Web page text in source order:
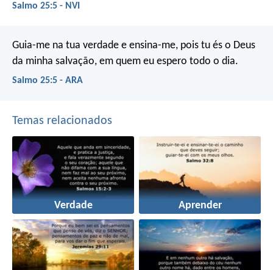
Salmo 25:5 - NVI
Guia-me na tua verdade e ensina-me, pois tu és o Deus
da minha salvação, em quem eu espero todo o dia.
Salmo 25:5 - ARA
Temas relacionados
Verdade Aprender